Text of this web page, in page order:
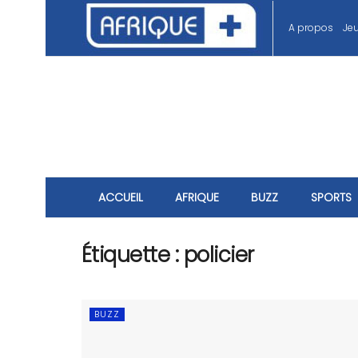
A propos
ACCUEIL AFRIQUE BUZZ SPORTS
Étiquette : policier
BUZZ